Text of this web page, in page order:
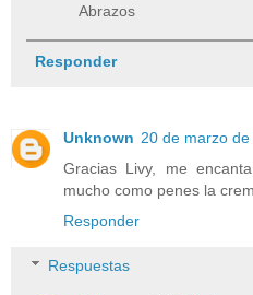
Abrazos
Responder
Unknown 20 de marzo
Gracias Livy, me
mucho como penes la
Responder
Respuestas